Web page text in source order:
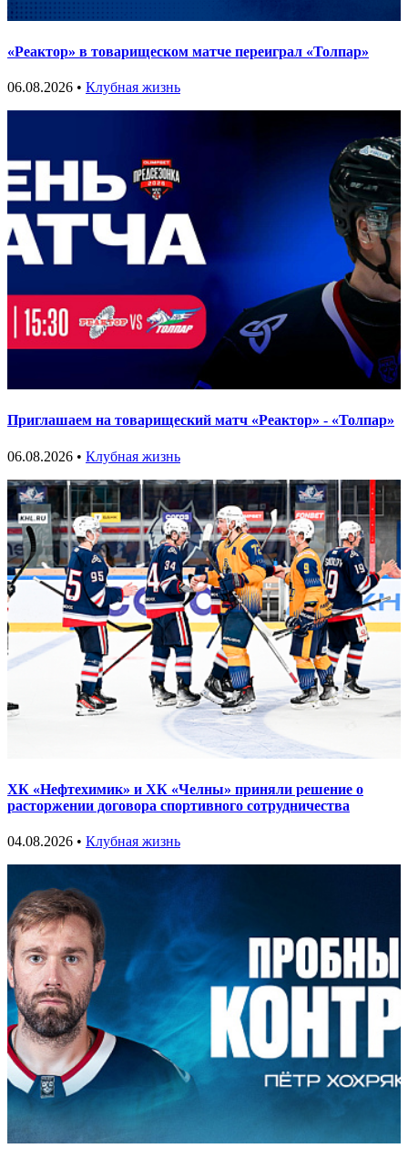
«Реактор» в товарищеском матче переиграл «Толпар»
06.08.2026 • Клубная жизнь
Приглашаем на товарищеский матч «Реактор» - «Толпар»
06.08.2026 • Клубная жизнь
ХК «Нефтехимик» и ХК «Челны» приняли решение о
расторжении договора спортивного сотрудничества
04.08.2026 • Клубная жизнь